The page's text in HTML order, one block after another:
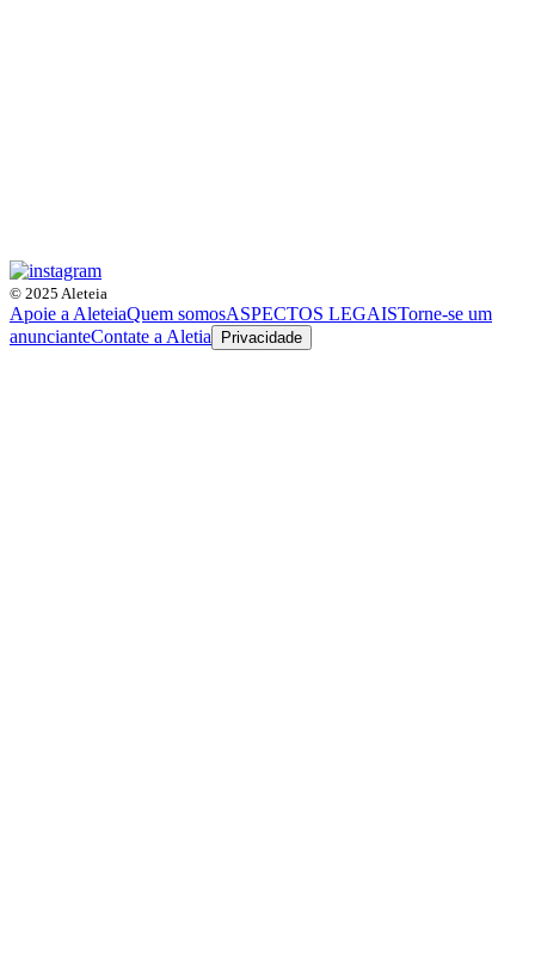
© 2025 Aleteia
Apoie a AleteiaQuem somosASPECTOS LEGAISTorne-se um
anuncianteContate a Aletia Privacidade